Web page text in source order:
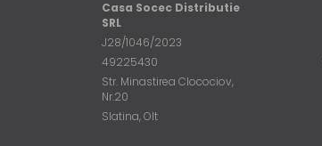
Casa Socec Distributie
SRL
J28/1046/2023
49225430
Str. Minastirea Clocociov,
Nr.20
Slatina, Olt